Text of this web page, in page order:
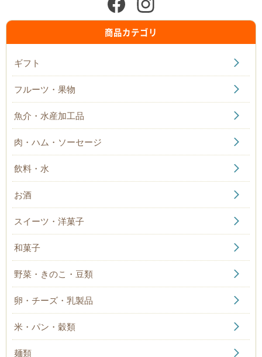
商品カテゴリ
ギフト
フルーツ・果物
魚介・水産加工品
肉・ハム・ソーセージ
飲料・水
お酒
スイーツ・洋菓子
和菓子
野菜・きのこ・豆類
卵・チーズ・乳製品
米・パン・穀類
麺類